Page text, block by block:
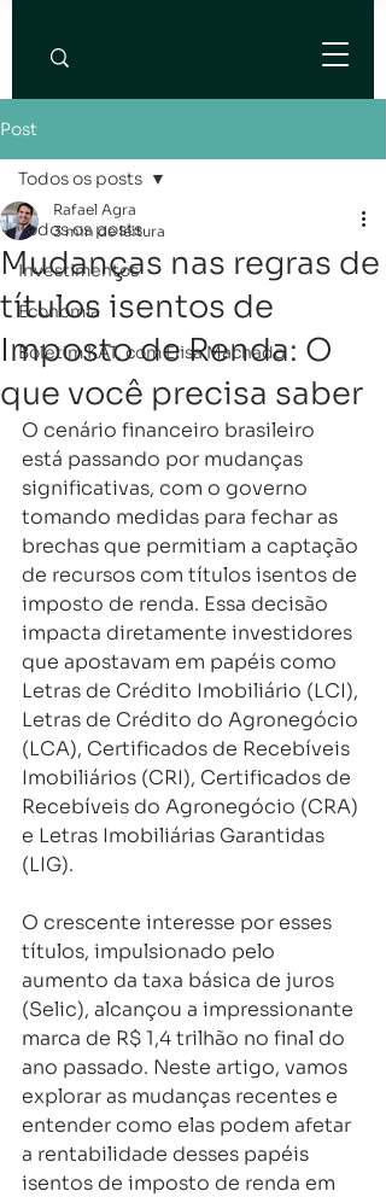
Post
Todos os posts
Investimentos
Economia
Boletim KAT, com Elisa Machado
Todos os posts
Mudanças nas regras de
títulos isentos de
Imposto de Renda: O
que você precisa saber
Rafael Agra
3 min de leitura
O cenário financeiro brasileiro
está passando por mudanças
significativas, com o governo
tomando medidas para fechar as
brechas que permitiam a captação
de recursos com títulos isentos de
imposto de renda. Essa decisão
impacta diretamente investidores
que apostavam em papéis como
Letras de Crédito Imobiliário (LCI),
Letras de Crédito do Agronegócio
(LCA), Certificados de Recebíveis
Imobiliários (CRI), Certificados de
Recebíveis do Agronegócio (CRA)
e Letras Imobiliárias Garantidas
(LIG).
O crescente interesse por esses
títulos, impulsionado pelo
aumento da taxa básica de juros
(Selic), alcançou a impressionante
marca de R$ 1,4 trilhão no final do
ano passado. Neste artigo, vamos
explorar as mudanças recentes e
entender como elas podem afetar
a rentabilidade desses papéis
isentos de imposto de renda em